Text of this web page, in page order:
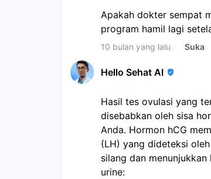
Apakah dokter sempat
program hamil lagi
10 bulan yang lalu Suka
Hello Sehat AI
Hasil tes ovulasi yang
disebabkan oleh sisa
Anda. Hormon hCG
(LH) yang dideteksi
silang dan
urine: